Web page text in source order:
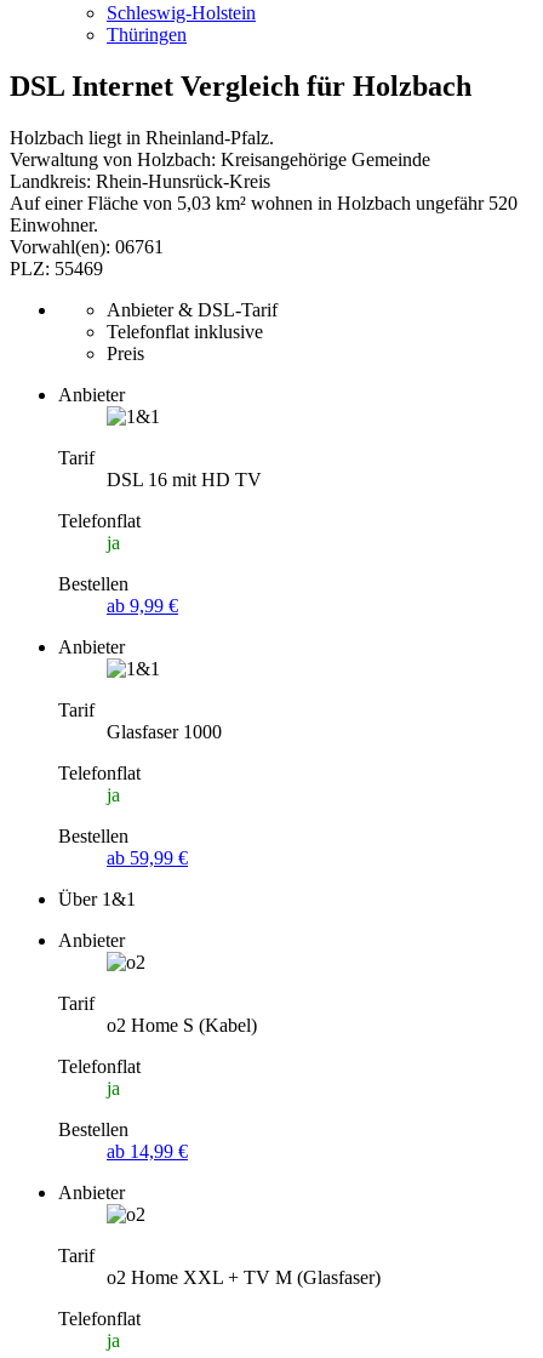
Schleswig-Holstein
Thüringen
DSL Internet Vergleich für Holzbach
Holzbach liegt in Rheinland-Pfalz.
Verwaltung von Holzbach: Kreisangehörige Gemeinde
Landkreis: Rhein-Hunsrück-Kreis
Auf einer Fläche von 5,03 km² wohnen in Holzbach ungefähr 520
Einwohner.
Vorwahl(en): 06761
PLZ: 55469
Anbieter & DSL-Tarif
Telefonflat inklusive
Preis
Anbieter
Tarif
DSL 16 mit HD TV
Telefonflat
ja
Bestellen
ab 9,99 €
Anbieter
Tarif
Glasfaser 1000
Telefonflat
ja
Bestellen
ab 59,99 €
Über 1&1
Anbieter
Tarif
o2 Home S (Kabel)
Telefonflat
ja
Bestellen
ab 14,99 €
Anbieter
Tarif
o2 Home XXL + TV M (Glasfaser)
Telefonflat
ja